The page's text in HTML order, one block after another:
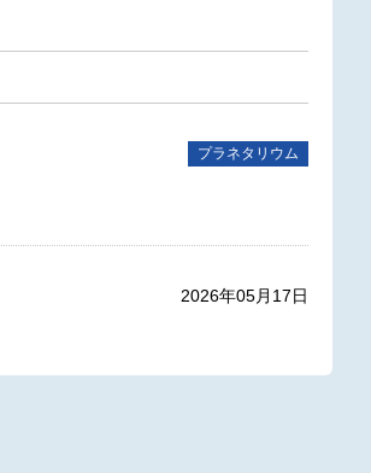
プラネタリウム
2026年05月17日